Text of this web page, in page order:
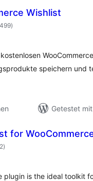
Wishlist
Bewertungen
insgesamt
)
speichern und
Getestet
for
Bewertungen
insgesamt
)
plugin is the ideal toolkit